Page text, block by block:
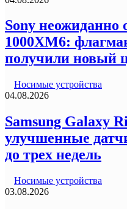
Sony неожиданно
1000XM6:
получили новый
Носимые устройства
04.08.2026
Samsung Galaxy
улучшенные
до трех недель
Носимые устройства
03.08.2026